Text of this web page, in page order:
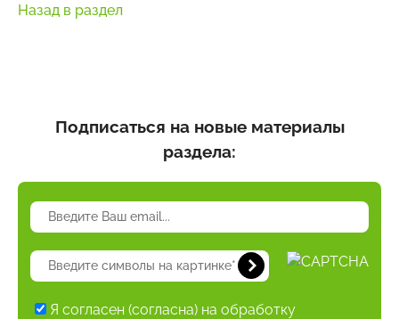
Назад в раздел
Подписаться на новые материалы
раздела:
Я согласен (согласна) на обработку